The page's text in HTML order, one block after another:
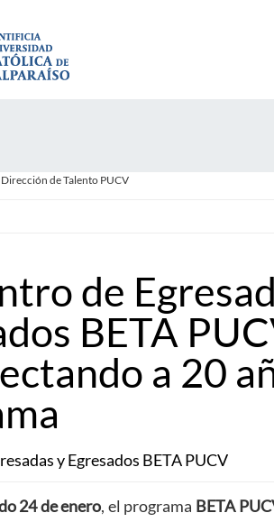
Dirección de Talento PUCV
de
BETA
a 20
y Egresados BETA PUCV
24 de enero, el programa BETA